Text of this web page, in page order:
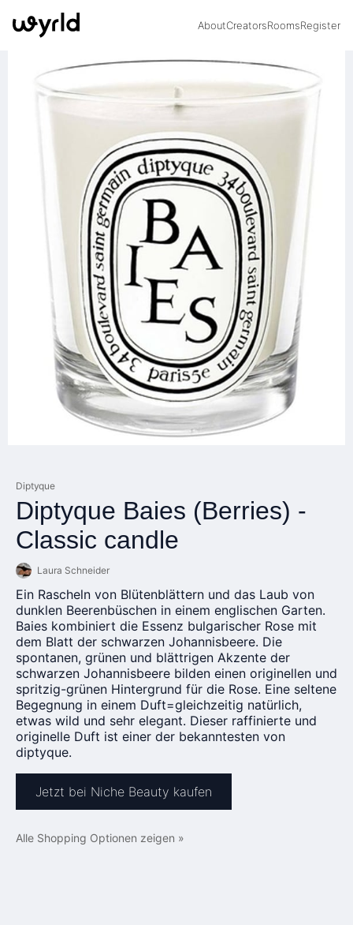
AboutCreatorsRoomsRegister
Diptyque
Diptyque Baies (Berries) -
Classic candle
Laura Schneider
Ein Rascheln von Blütenblättern und das Laub von
dunklen Beerenbüschen in einem englischen Garten.
Baies kombiniert die Essenz bulgarischer Rose mit
dem Blatt der schwarzen Johannisbeere. Die
spontanen, grünen und blättrigen Akzente der
schwarzen Johannisbeere bilden einen originellen und
spritzig-grünen Hintergrund für die Rose. Eine seltene
Begegnung in einem Duft=gleichzeitig natürlich,
etwas wild und sehr elegant. Dieser raffinierte und
originelle Duft ist einer der bekanntesten von
diptyque.
Jetzt bei Niche Beauty kaufen
Alle Shopping Optionen zeigen »